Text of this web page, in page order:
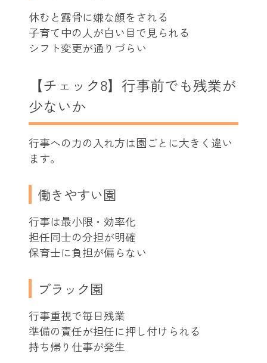
休むと露骨に嫌な顔をされる
子育て中の人が白い目で見られる
シフト変更が通りづらい
【チェック8】行事前でも残業が
少ないか
行事への力の入れ方は園ごとに大きく違い
ます。
働きやすい園
行事は最小限・効率化
担任同士の分担が明確
保育士に負担が偏らない
ブラック園
行事重視で毎日残業
準備の責任が担任に押し付けられる
持ち帰り仕事が発生